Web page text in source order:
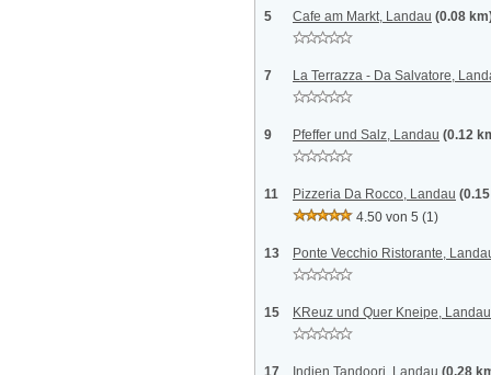
5 Cafe am Markt, Landau (0.08
7 La Terrazza - Da Salvatore,
9 Pfeffer und Salz, Landau (0.12
11 Pizzeria Da Rocco, Landau
4.50 von 5 (1)
13 Ponte Vecchio Ristorante,
15 KReuz und Quer Kneipe, Landau
17 Indien Tandoori, Landau (0.28